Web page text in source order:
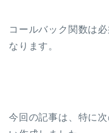
コールバック関数は
なります。
今回の記事は、特に